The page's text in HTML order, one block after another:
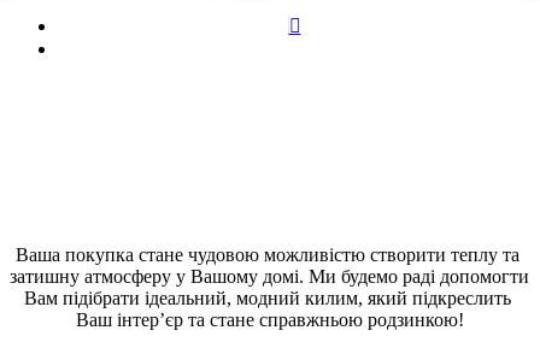
Ваша покупка стане чудовою можливістю створити теплу та
затишну атмосферу у Вашому домі. Ми будемо раді допомогти
Вам підібрати ідеальний, модний килим, який підкреслить
Ваш інтер’єр та стане справжньою родзинкою!